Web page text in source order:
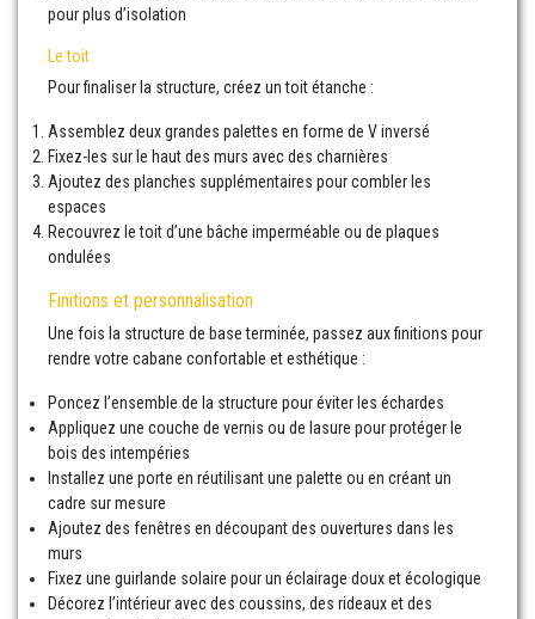
pour plus d’isolation
Le toit
Pour finaliser la structure, créez un toit étanche :
Assemblez deux grandes palettes en forme de V inversé
Fixez-les sur le haut des murs avec des charnières
Ajoutez des planches supplémentaires pour combler les
espaces
Recouvrez le toit d’une bâche imperméable ou de plaques
ondulées
Finitions et personnalisation
Une fois la structure de base terminée, passez aux finitions pour
rendre votre cabane confortable et esthétique :
Poncez l’ensemble de la structure pour éviter les échardes
Appliquez une couche de vernis ou de lasure pour protéger le
bois des intempéries
Installez une porte en réutilisant une palette ou en créant un
cadre sur mesure
Ajoutez des fenêtres en découpant des ouvertures dans les
murs
Fixez une guirlande solaire pour un éclairage doux et écologique
Décorez l’intérieur avec des coussins, des rideaux et des